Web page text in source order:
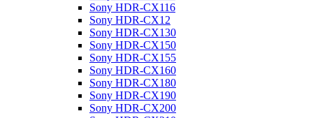
Sony HDR-CX116
Sony HDR-CX12
Sony HDR-CX130
Sony HDR-CX150
Sony HDR-CX155
Sony HDR-CX160
Sony HDR-CX180
Sony HDR-CX190
Sony HDR-CX200